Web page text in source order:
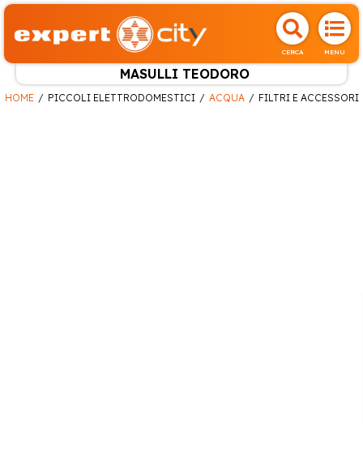
CERCA MENU
MASULLI TEODORO
HOME PICCOLI ELETTRODOMESTICI ACQUA FILTRI E ACCESSORI